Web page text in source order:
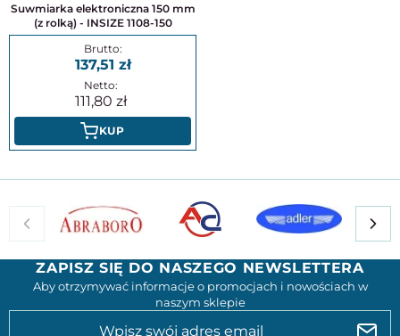
Suwmiarka elektroniczna 150 mm
(z rolką) - INSIZE 1108-150
137,51
111,80
KUP
ZAPISZ SIĘ DO NASZEGO NEWSLETTERA
Aby otrzymywać informacje o promocjach i nowościach w
naszym sklepie